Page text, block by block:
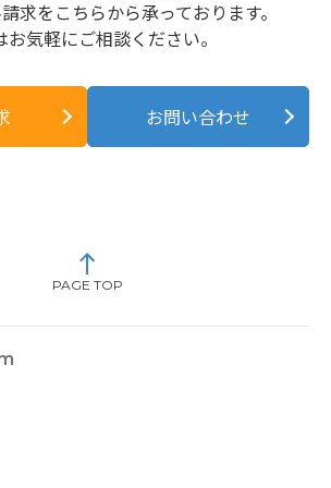
求をこちらから承っております。
お気軽にご相談ください。
お問い合わせ
PAGE TOP